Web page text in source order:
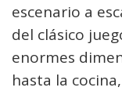
escenario a
del clásico
enormes
hasta la